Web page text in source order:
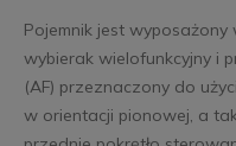
Pojemnik jest
wybierak wielofunkcyjny i
(AF) przeznaczony do
w orientacji pionowej, a